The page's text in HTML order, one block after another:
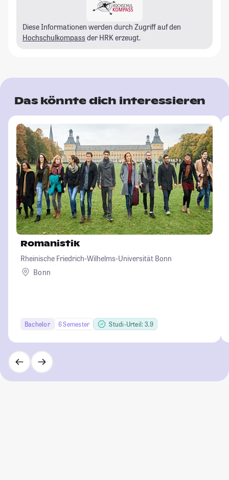
Diese Informationen werden durch Zugriff auf den
Hochschulkompass der HRK erzeugt.
Das könnte dich interessieren
Romanistik
Rheinische Friedrich-Wilhelms-Universität Bonn
Bonn
Bachelor 6 Semester Studi-Urteil: 3.9